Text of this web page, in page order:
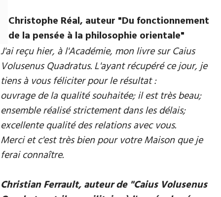
Christophe Réal, auteur ​"Du fonctionnement
de la pensée à la philosophie orientale"
J'ai reçu hier, à l'Académie, mon livre sur Caius
Volusenus Quadratus. L'ayant récupéré ce jour, je
tiens à vous féliciter pour le résultat :
ouvrage de la qualité souhaitée; il est très beau;
ensemble réalisé strictement dans les délais;
excellente qualité des relations avec vous.
Merci et c'est très bien pour votre Maison que je
ferai connaître.
Christian Ferrault, auteur de "Caius Volusenus